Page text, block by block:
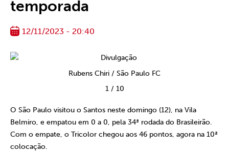
temporada
12/11/2023 - 20:40
Rubens Chiri / São Paulo FC
1/ 10
O São Paulo visitou o Santos neste domingo (12), na Vila
Belmiro, e empatou em 0 a 0, pela 34ª rodada do Brasileirão.
Com o empate, o Tricolor chegou aos 46 pontos, agora na 10ª
colocação.